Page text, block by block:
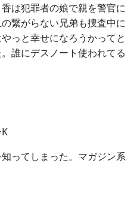
は犯罪者の娘で親を警官に
繋がらない兄弟も捜査中に
っと幸せになろうかってと
誰にデスノート使われてる
ってしまった。マガジン系